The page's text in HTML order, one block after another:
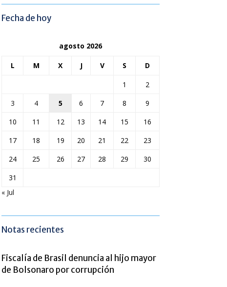
Fecha de hoy
agosto 2026
L M X J V S D
1
2
3
4 5 6 7 8
9
10
11 12 13 14 15
16
17
18 19 20 21 22
23
24
25 26 27 28 29
30
31
« Jul
Notas recientes
Fiscalía de Brasil denuncia al hijo mayor
de Bolsonaro por corrupción